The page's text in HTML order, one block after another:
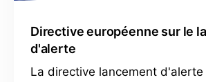
Directive européenne sur le
d'alerte
La directive lancement